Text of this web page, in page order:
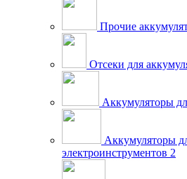
Прочие
Отсеки для
Аккумуляторы
Аккумуляторы
электроинструментов 2